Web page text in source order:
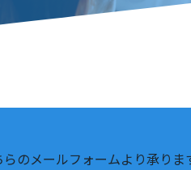
のメールフォームより承りま